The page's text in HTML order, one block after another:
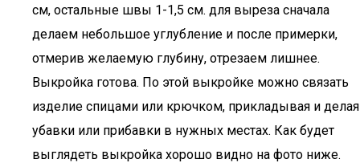
см, остальные швы 1-1,5 см. для выреза сначала
делаем небольшое углубление и после примерки,
отмерив желаемую глубину, отрезаем лишнее.
Выкройка готова. По этой выкройке можно связать
изделие спицами или крючком, прикладывая и делая
убавки или прибавки в нужных местах. Как будет
выглядеть выкройка хорошо видно на фото ниже.